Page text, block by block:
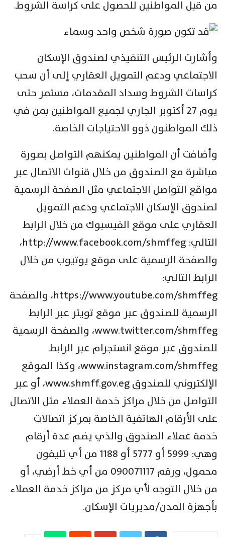
من قبل المواطنين للحصول على كراسة الشروط.
وأشارت الرئيس التنفيذي لصندوق الإسكان
الاجتماعي ودعم التمويل العقاري إلى أن سحب
كراسات الشروط وسداد المقدمات، مستمر حتى
يوم 27 أكتوبر الجاري لجميع المواطنين بمن في
ذلك المواطنون ذوو الاحتياجات الخاصة.
وأضافت أن المواطنين يمكنهم التواصل بصورة
مباشرة مع الصندوق من خلال قنوات الاتصال عبر
مواقع التواصل الاجتماعي مثل الصفحة الرسمية
لصندوق الإسكان الاجتماعي ودعم التمويل
العقاري على موقع الفيسبوك من خلال الرابط
التالي: http://www.facebook.com/shmffeg،
والصفحة الرسمية على موقع يوتيوب من خلال
الرابط التالي:
https://www.youtube.com/shmffeg، والصفحة
الرسمية للصندوق عبر موقع تويتر عبر الرابط
www.twitter.com/shmffeg، والصفحة الرسمية
للصندوق عبر موقع انستجرام عبر الرابط
www.instagram.com/shmffeg، وكذا الموقع
الإلكتروني للصندوق www.shmff.gov.eg، أو عبر
التواصل من خلال مراكز خدمة العملاء مثل الاتصال
على الأرقام الهاتفية الخاصة بمركز اتصالات
خدمة عملاء الصندوق والذي يضم عدة أرقام
وهي: 5999 أو 5777 أو 1188 من أي تليفون
محمول، ورقم 090071117 من أي خط أرضي، أو
من خلال التوجه لأي مركز من مراكز خدمة العملاء
بأجهزة المدن/مديريات الإسكان.